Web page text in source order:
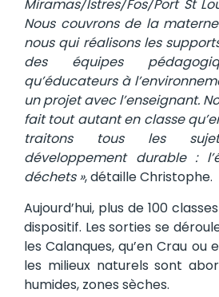
Miramas/Istres/Fos/Port St
Nous couvrons de la
nous qui réalisons les
des équipes
qu’éducateurs à
un projet avec l’enseignant.
fait tout autant en classe
traitons tous les
développement durable :
déchets », détaille Christophe.
Aujourd’hui, plus de 100
dispositif. Les sorties se
les Calanques, qu’en Crau ou
les milieux naturels sont
humides, zones sèches.